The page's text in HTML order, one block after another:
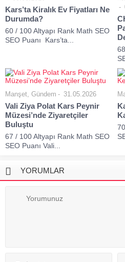
Kars’ta Kiralık Ev Fiyatları Ne
Durumda?
60 / 100 Altyapı Rank Math SEO
SEO Puanı Kars’ta...
Manşet, Gündem 31.05.2026
Vali Ziya Polat Kars Peynir
Müzesi’nde Ziyaretçiler
Buluştu
67 / 100 Altyapı Rank Math SEO
SEO Puanı Vali...
YORUMLAR